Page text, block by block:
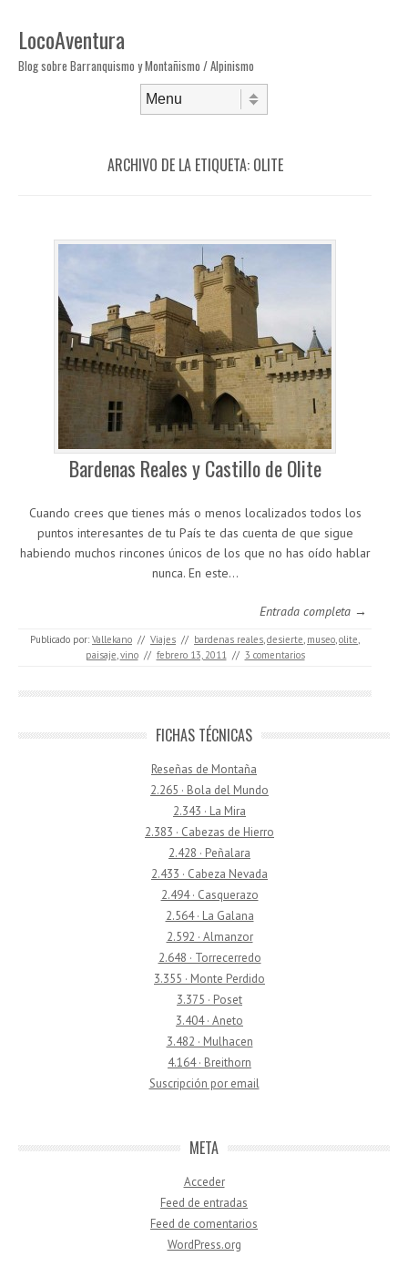
LocoAventura
Blog sobre Barranquismo y Montañismo / Alpinismo
ARCHIVO DE LA ETIQUETA: OLITE
Bardenas Reales y Castillo de Olite
Cuando crees que tienes más o menos localizados todos los
puntos interesantes de tu País te das cuenta de que sigue
habiendo muchos rincones únicos de los que no has oído hablar
nunca. En este…
Entrada completa →
Publicado por: Vallekano // Viajes // bardenas reales,desierte, museo,olite,
paisaje,vino // febrero 13, 2011 // 3 comentarios
FICHAS TÉCNICAS
Reseñas de Montaña
2.265 · Bola del Mundo
2.343 · La Mira
2.383 · Cabezas de Hierro
2.428 · Peñalara
2.433 · Cabeza Nevada
2.494 · Casquerazo
2.564 · La Galana
2.592 · Almanzor
2.648 · Torrecerredo
3.355 · Monte Perdido
3.375 · Poset
3.404 · Aneto
3.482 · Mulhacen
4.164 · Breithorn
Suscripción por email
META
Acceder
Feed de entradas
Feed de comentarios
WordPress.org